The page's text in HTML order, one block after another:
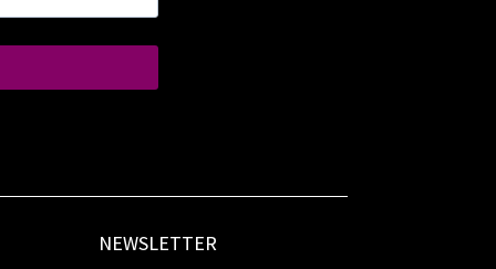
NEWSLETTER